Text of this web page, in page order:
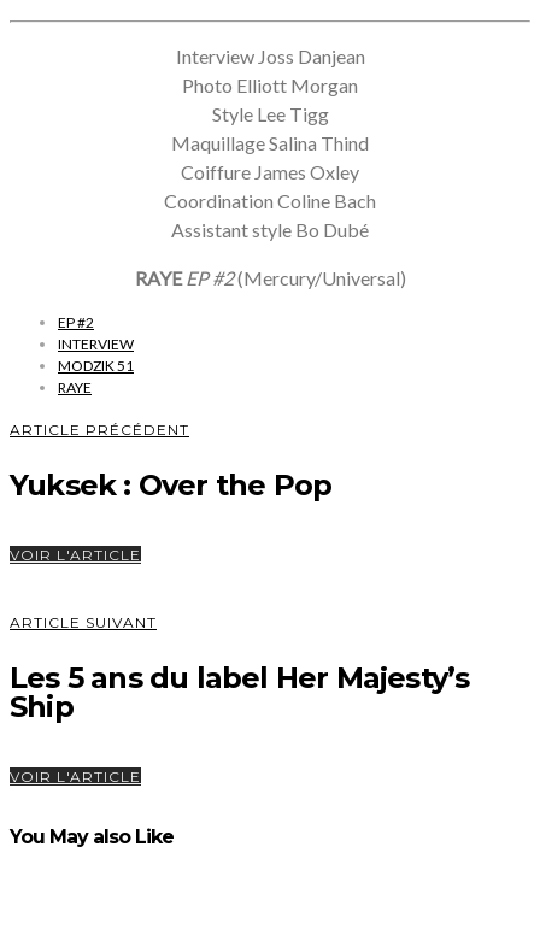
Interview Joss Danjean
Photo Elliott Morgan
Style Lee Tigg
Maquillage Salina Thind
Coiffure James Oxley
Coordination Coline Bach
Assistant style Bo Dubé
RAYEEP #2(Mercury/Universal)
EP #2
INTERVIEW
MODZIK 51
RAYE
ARTICLE PRÉCÉDENT
Yuksek : Over the Pop
VOIR L'ARTICLE
ARTICLE SUIVANT
Les 5 ans du label Her Majesty’s
Ship
VOIR L'ARTICLE
You May also Like